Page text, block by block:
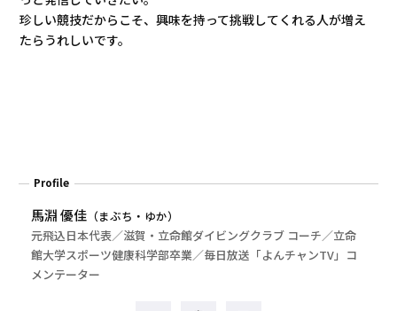
珍しい競技だからこそ、興味を持って挑戦してくれる人が増え
たらうれしいです。
Profile
馬淵 優佳 （まぶち・ゆか）
元飛込日本代表／滋賀・立命館ダイビングクラブ コーチ／立命
館大学スポーツ健康科学部卒業／毎日放送「よんチャンTV」コ
メンテーター